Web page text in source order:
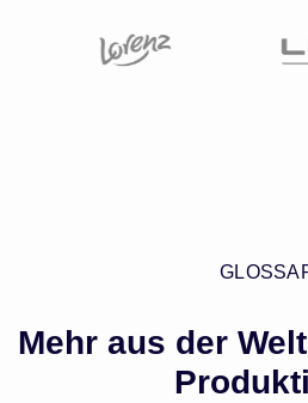
können. Dabei spielen auch
Lieferkettensteuerung kann jedoch
Mehr aus der